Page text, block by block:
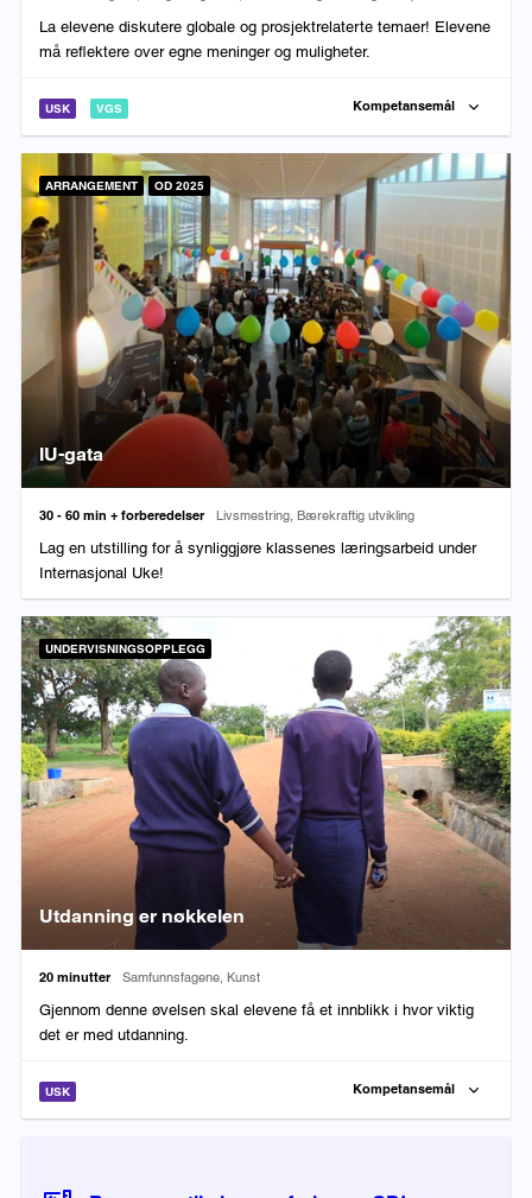
La elevene diskutere globale og prosjektrelaterte temaer! Elevene
må reflektere over egne meninger og muligheter.
USK VGS Kompetansemål
ARRANGEMENT OD 2025
IU-gata
Varighet:
30 - 60 min + forberedelser Fag:
Livsmestring, Bærekraftig utvikling
Lag en utstilling for å synliggjøre klassenes læringsarbeid under
Internasjonal Uke!
UNDERVISNINGSOPPLEGG
Utdanning er nøkkelen
Varighet:
20 minutter Fag:
Samfunnsfagene, Kunst
Gjennom denne øvelsen skal elevene få et innblikk i hvor viktig
det er med utdanning.
USK Kompetansemål